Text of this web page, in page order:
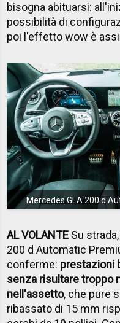
bisogna abituarsi:
possibilità di
poi l'effetto wow è
Mercedes GLA 200 d
AL VOLANTE Su
200 d Automatic
conferme: prestazioni
senza risultare troppo
nell'assetto, che pure
ribassato di 15 mm